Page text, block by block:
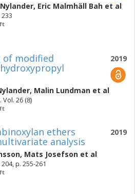
, Eric Malmhäll Bah et al
2019
of modified
, Malin Lundman et al
26 (8)
2019
ethers
analysis
, Mats Josefson et al
p. 255-261